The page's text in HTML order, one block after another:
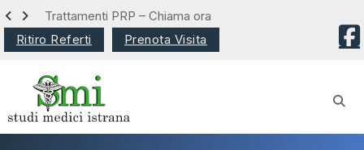
Trattamenti PRP – Chiama ora
Ritiro Referti
Prenota Visita